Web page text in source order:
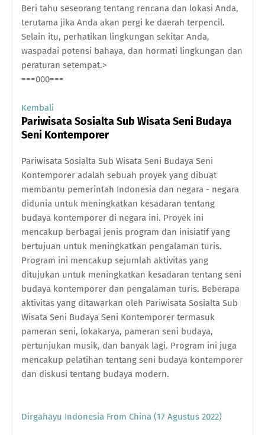
Beri tahu seseorang tentang rencana dan lokasi Anda,
terutama jika Anda akan pergi ke daerah terpencil.
Selain itu, perhatikan lingkungan sekitar Anda,
waspadai potensi bahaya, dan hormati lingkungan dan
peraturan setempat.>
===000===
Kembali
Pariwisata Sosialta Sub Wisata Seni Budaya
Seni Kontemporer
Pariwisata Sosialta Sub Wisata Seni Budaya Seni
Kontemporer adalah sebuah proyek yang dibuat
membantu pemerintah Indonesia dan negara - negara
didunia untuk meningkatkan kesadaran tentang
budaya kontemporer di negara ini. Proyek ini
mencakup berbagai jenis program dan inisiatif yang
bertujuan untuk meningkatkan pengalaman turis.
Program ini mencakup sejumlah aktivitas yang
ditujukan untuk meningkatkan kesadaran tentang seni
budaya kontemporer dan pengalaman turis. Beberapa
aktivitas yang ditawarkan oleh Pariwisata Sosialta Sub
Wisata Seni Budaya Seni Kontemporer termasuk
pameran seni, lokakarya, pameran seni budaya,
pertunjukan musik, dan banyak lagi. Program ini juga
mencakup pelatihan tentang seni budaya kontemporer
dan diskusi tentang budaya modern.
Dirgahayu Indonesia From China (17 Agustus 2022)